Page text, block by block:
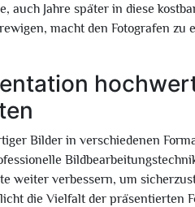
auch Jahre später in diese
macht den Fotografen zu
Bilder in verschiedenen
weiter verbessern, um
die Vielfalt der präsentierten